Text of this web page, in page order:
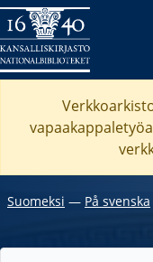
Suomeksi ― På svenska